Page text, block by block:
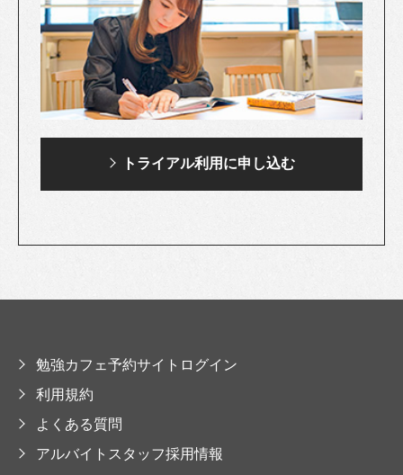
トライアル利用に申し込む
勉強カフェ予約サイトログイン
利用規約
よくある質問
アルバイトスタッフ採用情報